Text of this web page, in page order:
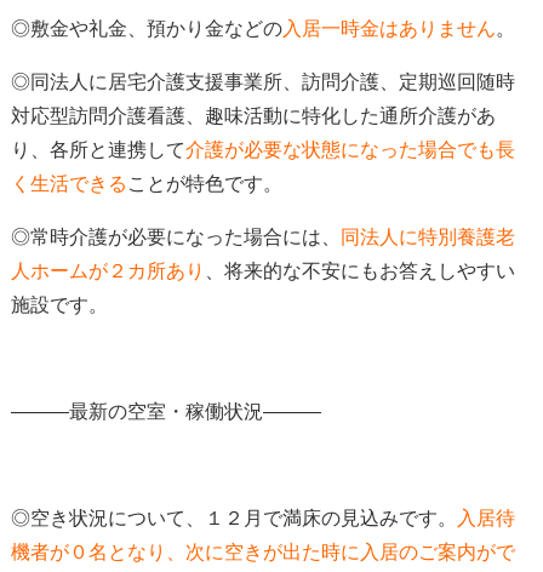
◎敷金や礼金、預かり金などの入居一時金はありません。
◎同法人に居宅介護支援事業所、訪問介護、定期巡回随時
対応型訪問介護看護、趣味活動に特化した通所介護があ
り、各所と連携して介護が必要な状態になった場合でも長
く生活できる ことが特色です。
◎常時介護が必要になった場合には、
同法人に特別養護老
人ホームが２カ所あり
、将来的な不安にもお答えしやすい
施設です。
―――最新の空室・稼働状況―――
◎空き状況について、１２月で満床の見込みです。
入居待
機者が０名となり、次に空きが出た時に入居のご案内がで